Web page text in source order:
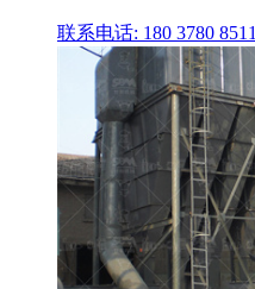
联系电话: 180 3780 8511